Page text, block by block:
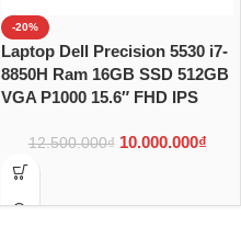
-20%
Laptop Dell Precision 5530 i7-
8850H Ram 16GB SSD 512GB
VGA P1000 15.6″ FHD IPS
12.500.000₫ 10.000.000₫